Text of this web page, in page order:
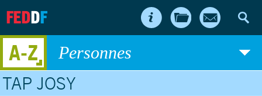
FEDDF
A-Z Personnes
TAP JOSY